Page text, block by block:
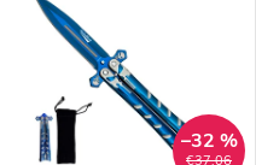
€37,06
–32 %